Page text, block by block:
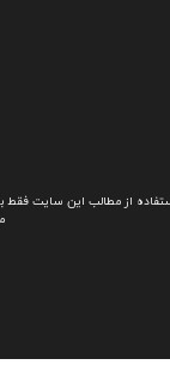
از مطالب این سایت فقط